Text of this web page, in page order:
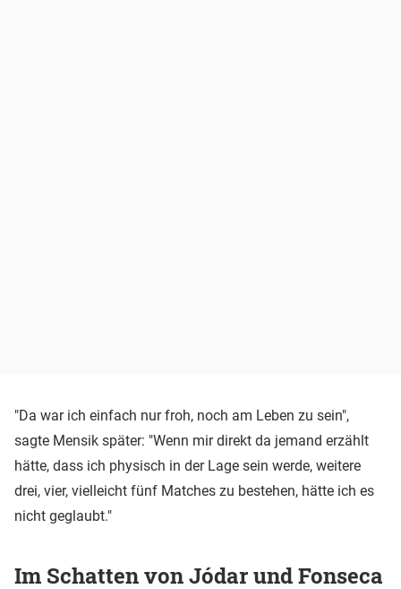
"Da war ich einfach nur froh, noch am Leben zu sein",
sagte Mensik später: "Wenn mir direkt da jemand erzählt
hätte, dass ich physisch in der Lage sein werde, weitere
drei, vier, vielleicht fünf Matches zu bestehen, hätte ich es
nicht geglaubt."
Im Schatten von Jódar und Fonseca